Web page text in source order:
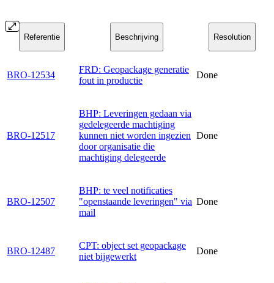
Referentie Beschrijving Resolution
BRO-12534
FRD: Geopackage generatie
fout in productie
Done
BRO-12517
BHP: Leveringen gedaan via
gedelegeerde machtiging
kunnen niet worden ingezien
door organisatie die
machtiging delegeerde
Done
BRO-12507
BHP: te veel notificaties
"openstaande leveringen" via
mail
Done
BRO-12487
CPT: object set geopackage
niet bijgewerkt
Done